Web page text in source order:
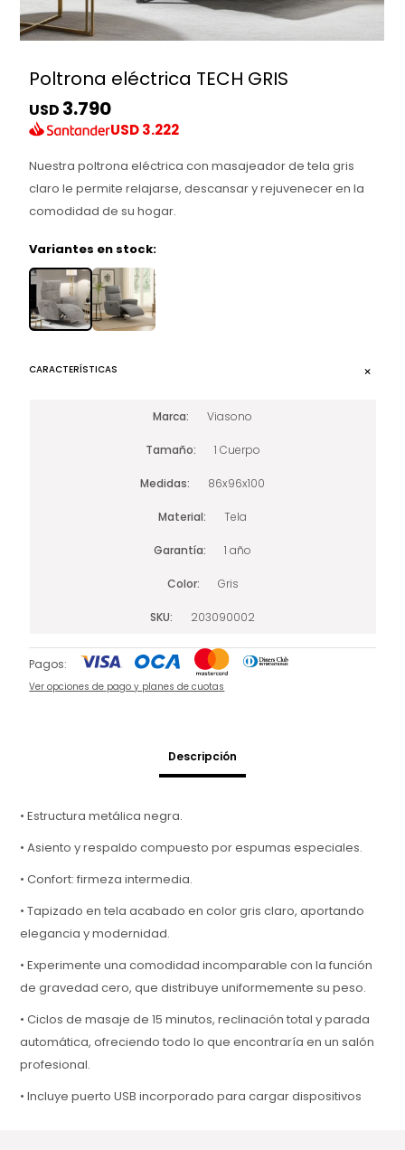
Poltrona eléctrica TECH GRIS
USD 3.790
USD3.222
Nuestra poltrona eléctrica con masajeador de tela gris
claro le permite relajarse, descansar y rejuvenecer en la
comodidad de su hogar.
Variantes en stock:
CARACTERÍSTICAS
Marca Viasono
Tamaño 1 Cuerpo
Medidas 86x96x100
Material Tela
Garantía 1 año
Color Gris
SKU 203090002
Pagos:
Ver opciones de pago y planes de cuotas
Descripción
• Estructura metálica negra.
• Asiento y respaldo compuesto por espumas especiales.
• Confort: firmeza intermedia.
• Tapizado en tela acabado en color gris claro, aportando
elegancia y modernidad.
• Experimente una comodidad incomparable con la función
de gravedad cero, que distribuye uniformemente su peso.
• Ciclos de masaje de 15 minutos, reclinación total y parada
automática, ofreciendo todo lo que encontraría en un salón
profesional.
• Incluye puerto USB incorporado para cargar dispositivos